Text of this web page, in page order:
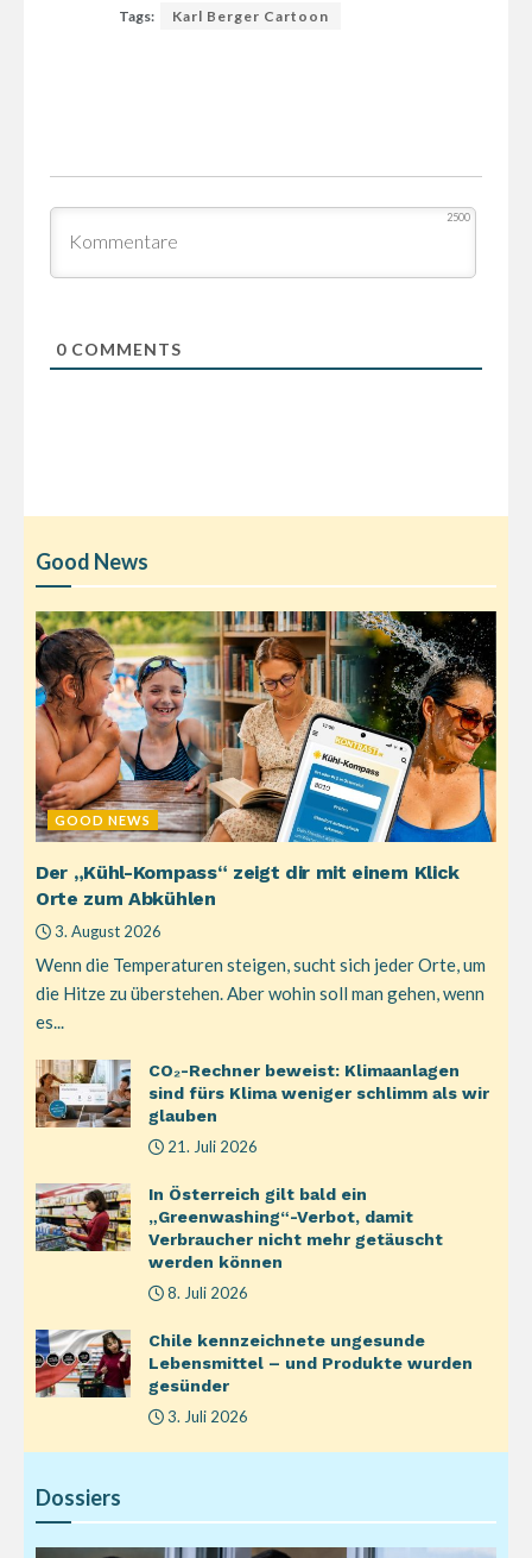
Tags: Karl Berger Cartoon
2500
0COMMENTS
Good News
GOOD NEWS
Der „Kühl-Kompass“ zeigt dir mit einem Klick
Orte zum Abkühlen
3. August 2026
Wenn die Temperaturen steigen, sucht sich jeder Orte, um
die Hitze zu überstehen. Aber wohin soll man gehen, wenn
es...
CO₂-Rechner beweist: Klimaanlagen
sind fürs Klima weniger schlimm als wir
glauben
21. Juli 2026
In Österreich gilt bald ein
„Greenwashing“-Verbot, damit
Verbraucher nicht mehr getäuscht
werden können
8. Juli 2026
Chile kennzeichnete ungesunde
Lebensmittel – und Produkte wurden
gesünder
3. Juli 2026
Dossiers